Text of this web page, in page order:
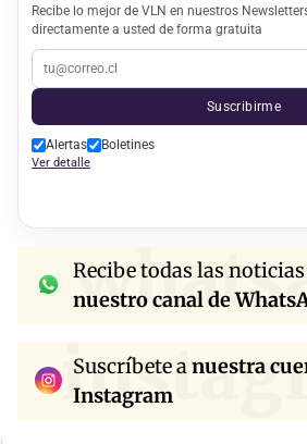
Recibe lo mejor de VLN en nuestros
directamente a usted de forma gratuita
Suscribirme
Alertas Boletines
Ver detalle
Recibe todas las
nuestro canal de
Suscríbete anuestra
Instagram